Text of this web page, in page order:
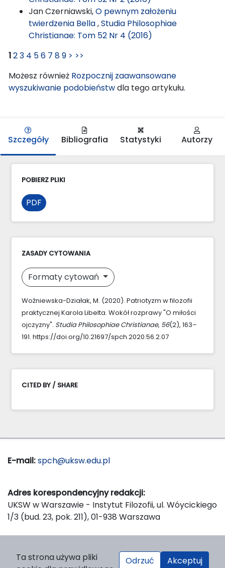
Jan Czerniawski,O pewnym założeniu
twierdzenia Bella,Studia Philosophiae
Christianae: Tom 52 Nr 4 (2016)
123 4 56 7 89 > >>
Możesz również Rozpocznij zaawansowane
wyszukiwanie podobieństwdla tego artykułu.
Szczegóły Bibliografia Statystyki Autorzy
POBIERZ PLIKI
PDF
ZASADY CYTOWANIA
Formaty cytowań
Woźniewska-Działak, M. (2020). Patriotyzm w filozofii
praktycznej Karola Libelta. Wokół rozprawy "O miłości
ojczyzny". Studia Philosophiae Christianae, 56(2), 163–
191. https://doi.org/10.21697/spch.2020.56.2.07
CITED BY / SHARE
E-mail:spch@uksw.edu.pl
Adres korespondencyjny redakcji:
UKSW w Warszawie - Instytut Filozofii, ul. Wóycickiego
1/3 (bud. 23, pok. 211), 01-938 Warszawa
Wydawnictwo Naukowe UKSW, ul. Dewajtis 5, domek
Ta strona używa pliki
Odrzuć Akceptuj